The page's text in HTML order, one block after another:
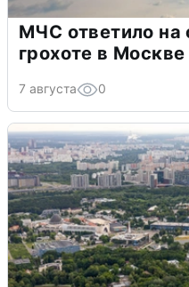
МЧС ответило на
грохоте в Москве
7 августа 0